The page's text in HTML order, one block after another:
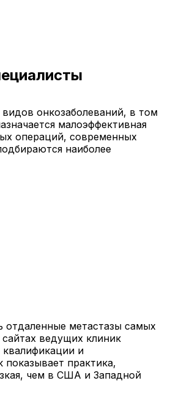
онкозаболеваний, в том
малоэффективная
операций, современных
наиболее
отдаленные метастазы самых
ведущих клиник
и
показывает практика,
чем в США и Западной